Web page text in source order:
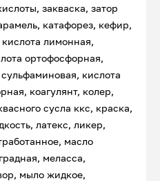
закваска, затор
катафорез, кефир,
кислота лимонная,
ортофосфорная,
кислота
коагулянт, колер,
сусла ккс, краска,
латекс, ликер,
масло
меласса,
мыло жидкое,